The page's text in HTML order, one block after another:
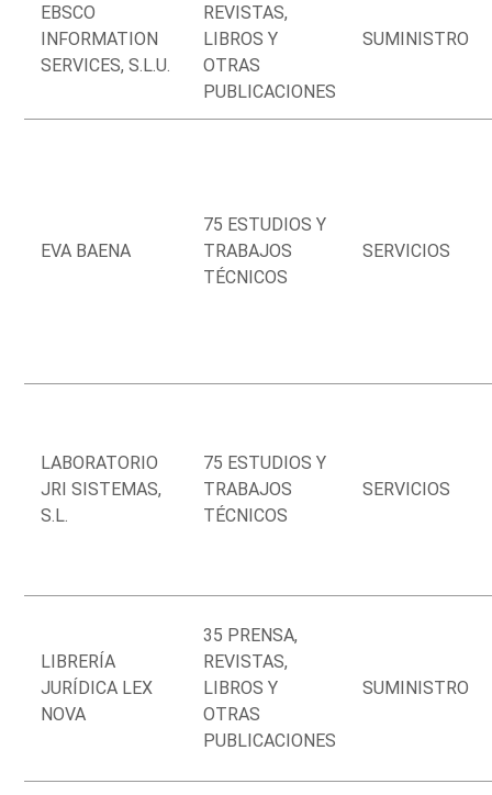
EBSCO
INFORMATION
SERVICES, S.L.U.
REVISTAS,
LIBROS Y
OTRAS
PUBLICACIONES
SUMINISTRO
EVA BAENA
75 ESTUDIOS Y
TRABAJOS
TÉCNICOS
SERVICIOS
LABORATORIO
JRI SISTEMAS,
S.L.
75 ESTUDIOS Y
TRABAJOS
TÉCNICOS
SERVICIOS
LIBRERÍA
JURÍDICA LEX
NOVA
35 PRENSA,
REVISTAS,
LIBROS Y
OTRAS
PUBLICACIONES
SUMINISTRO